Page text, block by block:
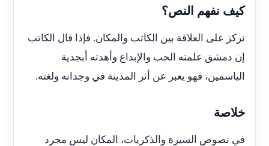
كيف نفهم النص؟
نركز على العلاقة بين الكاتب والمكان. فإذا قال الكاتب
إن دمشق علمته الحب والإبداع وأهدته أبجدية
الياسمين، فهو يعبر عن أثر المدينة في وجدانه ولغته.
خلاصة
في نصوص السيرة والذكريات، المكان ليس مجرد